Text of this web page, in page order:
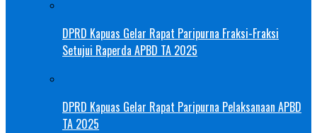
DPRD Kapuas Gelar Rapat Paripurna Fraksi-Fraksi
Setujui Raperda APBD TA 2025
DPRD Kapuas Gelar Rapat Paripurna Pelaksanaan APBD
TA 2025